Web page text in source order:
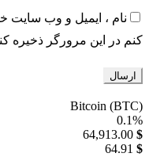
نام ، ایمیل و وب سایت
کنم در این مرورگر ذخیره
Bitcoin (BTC)
0.1%
$
64,913.00
$
64.91